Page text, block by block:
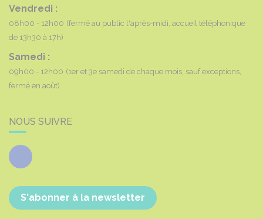
Vendredi :
08h00 - 12h00 (fermé au public l'après-midi, accueil téléphonique
de 13h30 à 17h)
Samedi :
09h00 - 12h00 (1er et 3e samedi de chaque mois, sauf exceptions,
fermé en août)
NOUS SUIVRE
Facebook
S'abonner à la newsletter